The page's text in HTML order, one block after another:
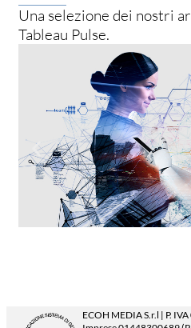
Una selezione dei nostri
Tableau Pulse.
ECOH MEDIA S.r.l | P. IVA